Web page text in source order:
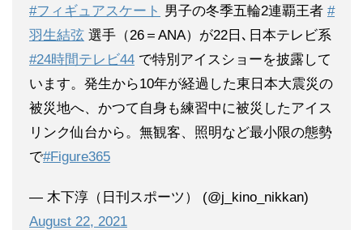
#フィギュアスケート 男子の冬季五輪2連覇王者 #
羽生結弦 選手（26＝ANA）が22日､日本テレビ系
#24時間テレビ44 で特別アイスショーを披露して
います。発生から10年が経過した東日本大震災の
被災地へ、かつて自身も練習中に被災したアイス
リンク仙台から。無観客、照明など最小限の態勢
で#Figure365
— 木下淳（日刊スポーツ） (@j_kino_nikkan)
August 22, 2021